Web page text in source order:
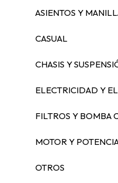
ASIENTOS Y
CASUAL
CHASIS Y
ELECTRICIDAD Y
FILTROS Y BOMBA
MOTOR Y
OTROS